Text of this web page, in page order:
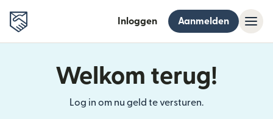
Inloggen Aanmelden
Welkom terug!
Log in om nu geld te versturen.